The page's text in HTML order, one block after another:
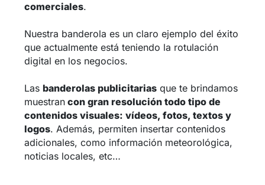
comerciales.
Nuestra banderola es un claro ejemplo del éxito
que actualmente está teniendo la rotulación
digital en los negocios.
Las banderolas publicitariasque te brindamos
muestrancon gran resolución todo tipo de
contenidos visuales: vídeos, fotos, textos y
logos. Además, permiten insertar contenidos
adicionales, como información meteorológica,
noticias locales, etc…